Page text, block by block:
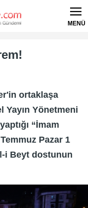
MENÜ
ortaklaşa
Yayın Yönetmeni
“İmam
Pazar 1
i Beyt dostunun